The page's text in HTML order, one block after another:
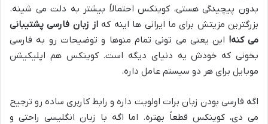
بدون پیچیدگی هستی، کوینکس احتمالاً بیشتر به دلت می شینه.
بزرگترین مزیتش برای ما ایرانی ها اینه که از زبان فارسی پشتیبانی
می کنه! این یعنی می تونی تمام منوها و توضیحات رو به فارسی
بخونی که خودش یه دنیای دیگه است. کوینکس هم اپلیکیشن
موبایل برای هر دو سیستم عامل داره.
اگه فارسی بودن زبان برات اولویت داره و رابط کاربری ساده رو ترجیح
می دی، کوینکس قطعاً بهتره. اما اگه با زبان انگلیسی راحتی و